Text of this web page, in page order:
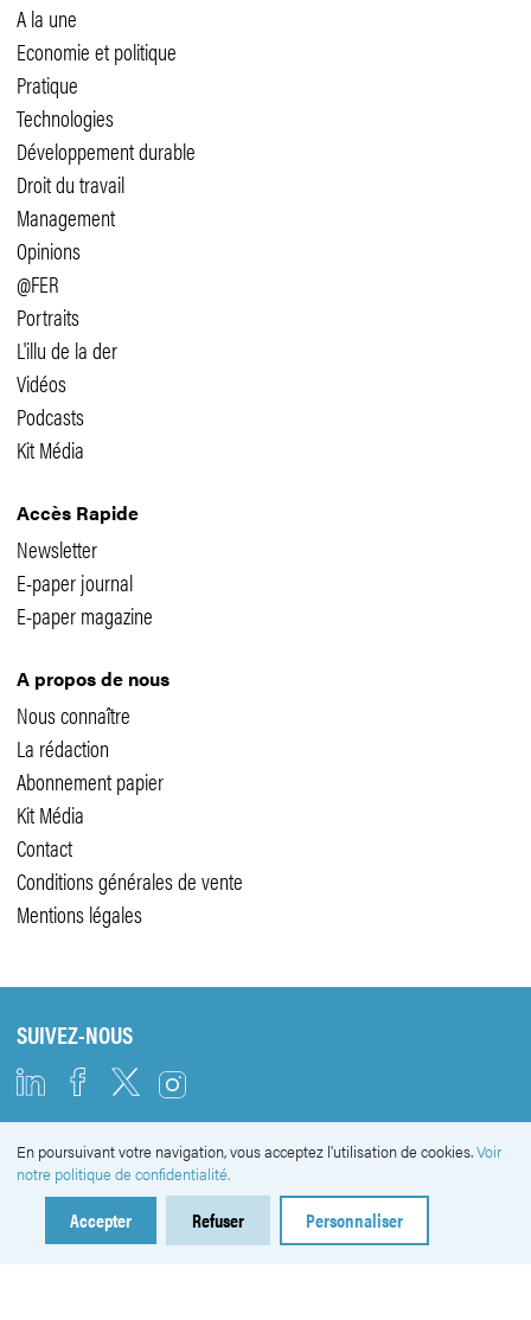
A la une
Economie et politique
Pratique
Technologies
Développement durable
Droit du travail
Management
Opinions
@FER
Portraits
L'illu de la der
Vidéos
Podcasts
Kit Média
Accès Rapide
Newsletter
E-paper journal
E-paper magazine
A propos de nous
Nous connaître
La rédaction
Abonnement papier
Kit Média
Contact
Conditions générales de vente
Mentions légales
SUIVEZ-NOUS
NEWSLETTER
En poursuivant votre navigation, vous acceptez l'utilisation de cookies.Voir
notre politique de confidentialité.
Accepter Refuser Personnaliser